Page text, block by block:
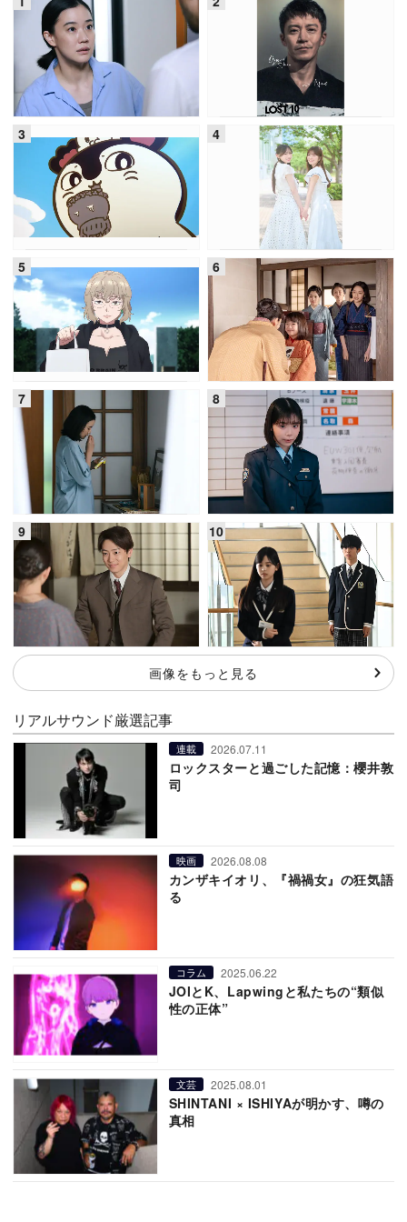
画像をもっと見る
リアルサウンド厳選記事
連載 2026.07.11
ロックスターと過ごした記憶：櫻井敦
司
映画 2026.08.08
カンザキイオリ、『禍禍女』の狂気語
る
コラム 2025.06.22
JOIとK、Lapwingと私たちの“類似
性の正体”
文芸 2025.08.01
SHINTANI × ISHIYAが明かす、噂の
真相